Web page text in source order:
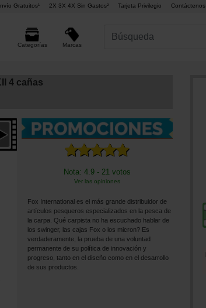
Gratuitos¹ 2X 3X 4X Sin Gastos² Tarjeta Privilegio Contáctenos
Categorías Marcas
4 cañas
Nota: 4.9 - 21 votos
Ver las opiniones
Fox International es el más grande distribuidor de
artículos pesqueros especializados en la pesca de
la carpa. Qué carpista no ha escuchado hablar de
los swinger, las cajas Fox o los micron? Es
verdaderamente, la prueba de una voluntad
permanente de su política de innovación y
progreso, tanto en el diseño como en el desarrollo
de sus productos.